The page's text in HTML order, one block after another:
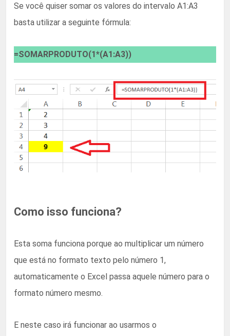
Se você quiser somar os valores do intervalo A1:A3
basta utilizar a seguinte fórmula:
=SOMARPRODUTO(1*(A1:A3))
Como isso funciona?
Esta soma funciona porque ao multiplicar um número
que está no formato texto pelo número 1,
automaticamente o Excel passa aquele número para o
formato número mesmo.
E neste caso irá funcionar ao usarmos o